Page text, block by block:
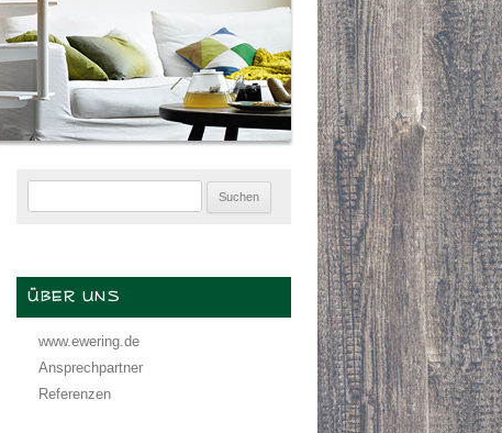
ÜBER UNS
www.ewering.de
Ansprechpartner
Referenzen